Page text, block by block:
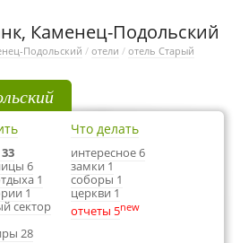
Каменец-Подольский
Подольский / отели / отель Старый
6
1
1
сектор
28
Что делать
интересное 6
замки 1
соборы 1
церкви 1
отчеты 5new